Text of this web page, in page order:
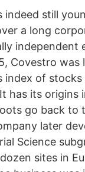
indeed still
a long
independent
Covestro was
index of
has its origins
go back to
later
Science
sites in